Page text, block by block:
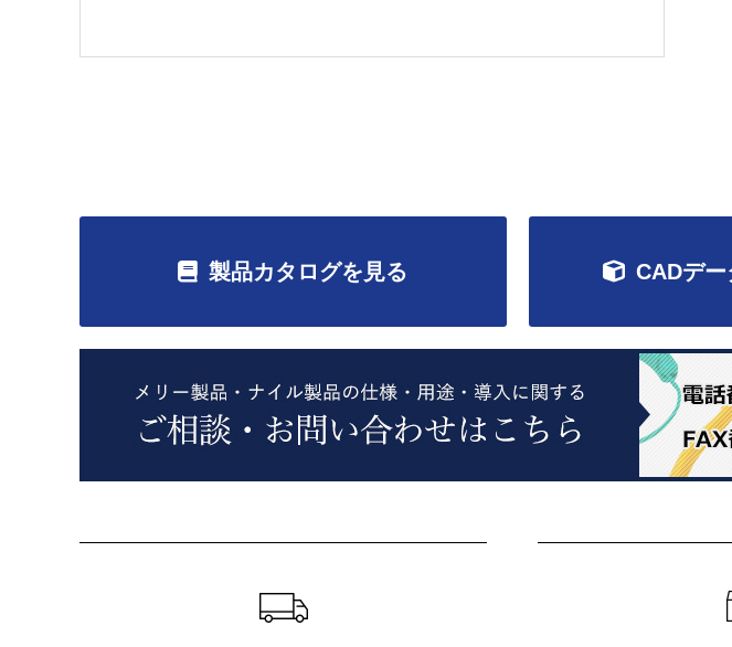
製品カタログを見る CADデ